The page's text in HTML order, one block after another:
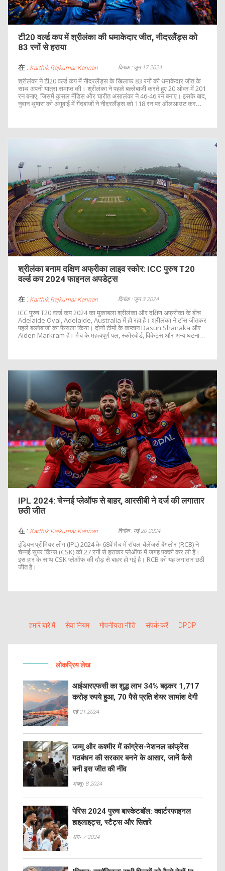
टी20 वर्ल्ड कप में श्रीलंका की धमाकेदार जीत, नीदरलैंड्स को
83 रनों से हराया
在 : Karthik Rajkumar Kannan दिनांक : जून 17 2024
श्रीलंका ने टी20 वर्ल्ड कप में नीदरलैंड्स के खिलाफ 83 रनों की धमाकेदार जीत के
साथ अपनी यात्रा समाप्त की। श्रीलंका ने पहले बल्लेबाजी करते हुए 20 ओवर में 201
रन बनाए, जिसमें कुसल मेंडिस और चारीत असालंका ने 46-46 रन बनाए। इसके बाद,
नुवान थुषारा की अगुवाई में गेंदबाजों ने नीदरलैंड्स को 118 रन पर ऑलआउट कर
श्रीलंका बनाम दक्षिण अफ्रीका लाइव स्कोर: ICC पुरुष T20
वर्ल्ड कप 2024 फाइनल अपडेट्स
在 : Karthik Rajkumar Kannan दिनांक : जून 3 2024
ICC पुरुष T20 वर्ल्ड कप 2024 का मुकाबला श्रीलंका और दक्षिण अफ्रीका के बीच
Adelaide Oval, Adelaide, Australia में हो रहा है। श्रीलंका ने टॉस जीतकर
पहले बल्लेबाजी का फैसला किया। दोनों टीमों के कप्तान Dasun Shanaka और
Aiden Markram हैं। मैच के महत्वपूर्ण पल, स्कोरबोर्ड, विकेट्स और अन्य घटनाओं
IPL 2024: चेन्नई प्लेऑफ से बाहर, आरसीबी ने दर्ज की लगातार
छठी जीत
在 : Karthik Rajkumar Kannan दिनांक : मई 20 2024
इंडियन प्रीमियर लीग (IPL) 2024 के 68वें मैच में रॉयल चैलेंजर्स बैंगलोर (RCB) ने
चेन्नई सुपर किंग्स (CSK) को 27 रनों से हराकर प्लेऑफ में जगह पक्की कर ली है।
इस हार के साथ CSK प्लेऑफ की दौड़ से बाहर हो गई है। RCB की यह लगातार छठी
जीत है।
हमारे बारे में सेवा नियम गोपनीयता नीति संपर्क करें DPDP
लोकप्रिय लेख
आईआरएफसी का शुद्ध लाभ 34% बढ़कर 1,717
करोड़ रुपये हुआ, 70 पैसे प्रति शेयर लाभांश देगी
मई 21 2024
जम्मू और कश्मीर में कांग्रेस-नेशनल कांफ्रेंस
गठबंधन की सरकार बनने के आसार, जानें कैसे
बनी इस जीत की नींव
अक्तू॰ 8 2024
पेरिस 2024 पुरुष बास्केटबॉल: क्वार्टरफाइनल
हाइलाइट्स, स्टैट्स और सितारे
अग॰ 7 2024